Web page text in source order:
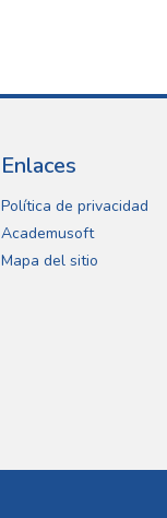
Enlaces
Política de privacidad
Academusoft
Mapa del sitio